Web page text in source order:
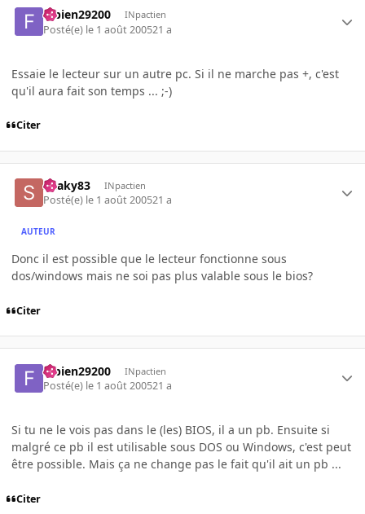
fabien29200 INpactien
Posté(e) le 1 août 200521 a
Essaie le lecteur sur un autre pc. Si il ne marche pas +, c'est
qu'il aura fait son temps ... ;-)
Citer
Snaky83 INpactien
Posté(e) le 1 août 200521 a
AUTEUR
Donc il est possible que le lecteur fonctionne sous
dos/windows mais ne soi pas plus valable sous le bios?
Citer
fabien29200 INpactien
Posté(e) le 1 août 200521 a
Si tu ne le vois pas dans le (les) BIOS, il a un pb. Ensuite si
malgré ce pb il est utilisable sous DOS ou Windows, c'est peut
être possible. Mais ça ne change pas le fait qu'il ait un pb ...
Citer